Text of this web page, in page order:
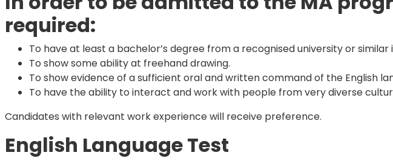
required:
To have at least a bachelor’s degree from a recognised university or
To show some ability at freehand drawing.
To show evidence of a sufficient oral and written command of the English
To have the ability to interact and work with people from very diverse
Candidates with relevant work experience will receive preference.
English Language Test